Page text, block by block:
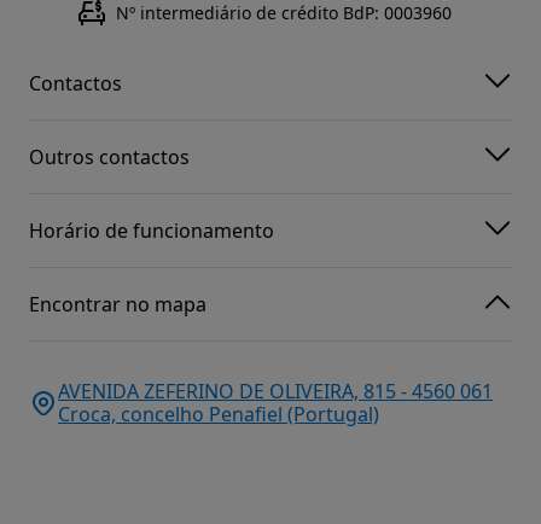
Nº intermediário de crédito BdP: 0003960
Contactos
Outros contactos
Horário de funcionamento
Encontrar no mapa
AVENIDA ZEFERINO DE OLIVEIRA, 815 - 4560 061
Croca, concelho Penafiel (Portugal)